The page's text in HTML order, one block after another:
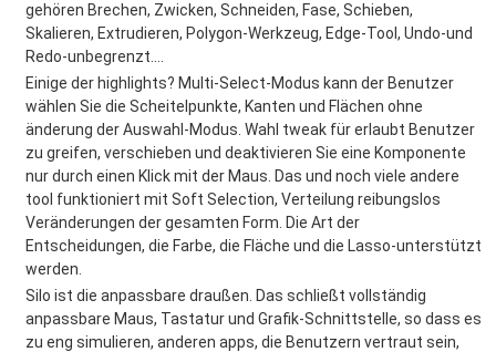
gehören Brechen, Zwicken, Schneiden, Fase, Schieben,
Skalieren, Extrudieren, Polygon-Werkzeug, Edge-Tool, Undo-und
Redo-unbegrenzt....
Einige der highlights? Multi-Select-Modus kann der Benutzer
wählen Sie die Scheitelpunkte, Kanten und Flächen ohne
änderung der Auswahl-Modus. Wahl tweak für erlaubt Benutzer
zu greifen, verschieben und deaktivieren Sie eine Komponente
nur durch einen Klick mit der Maus. Das und noch viele andere
tool funktioniert mit Soft Selection, Verteilung reibungslos
Veränderungen der gesamten Form. Die Art der
Entscheidungen, die Farbe, die Fläche und die Lasso-unterstützt
werden.
Silo ist die anpassbare draußen. Das schließt vollständig
anpassbare Maus, Tastatur und Grafik-Schnittstelle, so dass es
zu eng simulieren, anderen apps, die Benutzern vertraut sein,